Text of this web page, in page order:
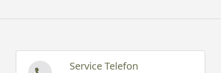
Service Telefon